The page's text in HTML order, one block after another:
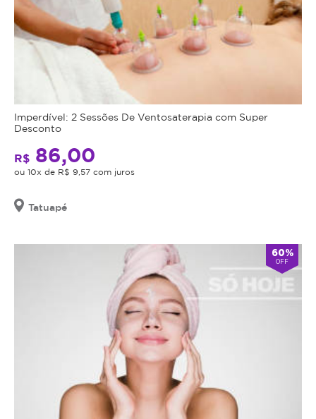
Imperdível: 2 Sessões De Ventosaterapia com Super
Desconto
R$ 86,00
ou 10x de R$ 9,57 com juros
Tatuapé
60%
OFF